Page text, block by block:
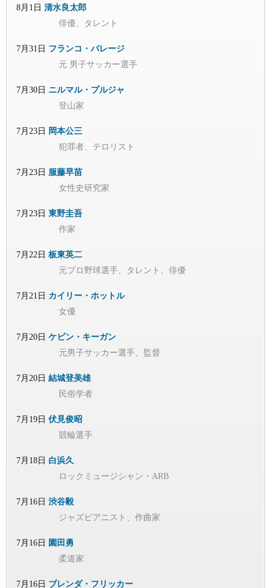
8月1日 清水良太郎
俳優、タレント
7月31日 フランコ・バレージ
元 男子サッカー選手
7月30日 ニルマル・プルジャ
登山家
7月23日 岡本公三
犯罪者、テロリスト
7月23日 服藤早苗
女性史研究家
7月23日 東野圭吾
作家
7月22日 板東英二
元プロ野球選手、タレント、俳優
7月21日 カイリー・ホットル
女優
7月20日 ケビン・キーガン
元男子サッカー選手、監督
7月20日 結城登美雄
民俗学者
7月19日 伏見俊昭
競輪選手
7月18日 白浜久
ロックミュージシャン・ARB
7月16日 渋谷毅
ジャズピアニスト、作曲家
7月16日 園田勇
柔道家
7月16日 ブレンダ・フリッカー